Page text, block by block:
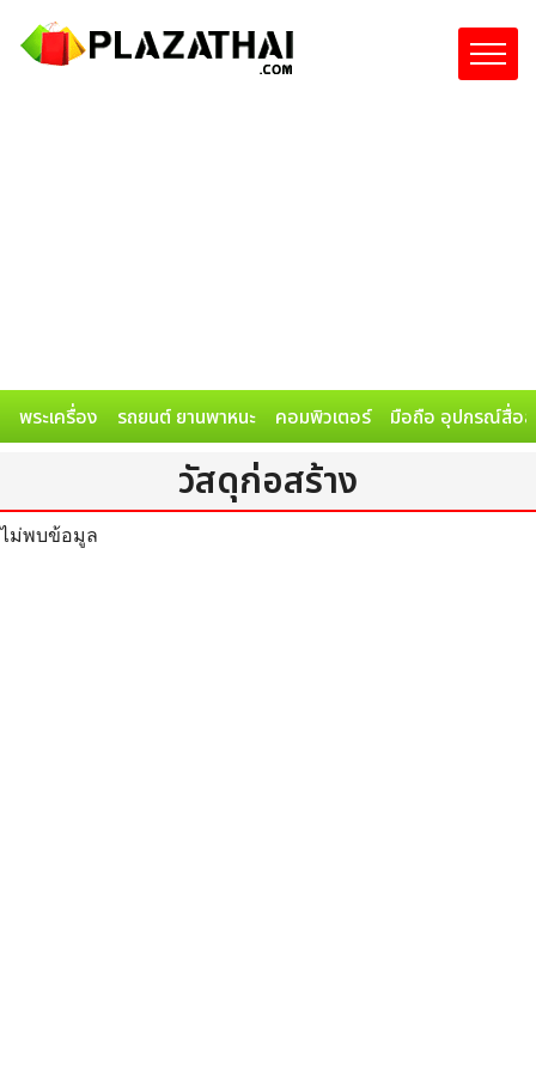
พระเครื่อง รถยนต์ ยานพาหนะ คอมพิวเตอร์ มือถือ อุปกรณ์สื่อส
วัสดุก่อสร้าง
ไม่พบข้อมูล